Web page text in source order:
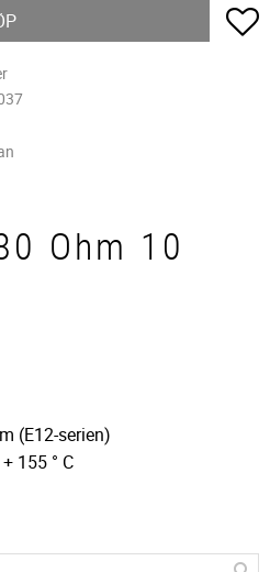
Ohm 10
(E12-serien)
155 ° C